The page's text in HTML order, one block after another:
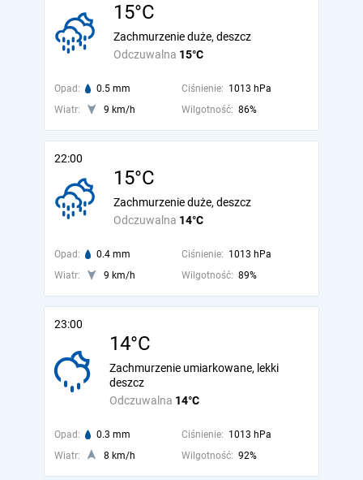
15°C
Odczuwalna 15°C
Zachmurzenie duże, deszcz
Opad: 0.5 mm Ciśnienie: 1013 hPa
Wiatr:
9 km/h Wilgotność: 86%
22:00
15°C
Odczuwalna 14°C
Zachmurzenie duże, deszcz
Opad: 0.4 mm Ciśnienie: 1013 hPa
Wiatr:
9 km/h Wilgotność: 89%
23:00
14°C
Odczuwalna 14°C
Zachmurzenie umiarkowane, lekki
deszcz
Opad: 0.3 mm Ciśnienie: 1013 hPa
Wiatr:
8 km/h Wilgotność: 92%